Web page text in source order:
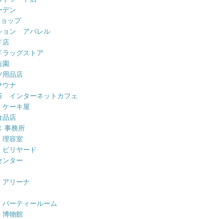
デン
ップ
ョン アパレル
店
ッグストア
用品店
ナ
インターネットカフェ
ーキ屋
品店
事務所
容室
リヤード
ンター
リーナ
ーティールーム
物館